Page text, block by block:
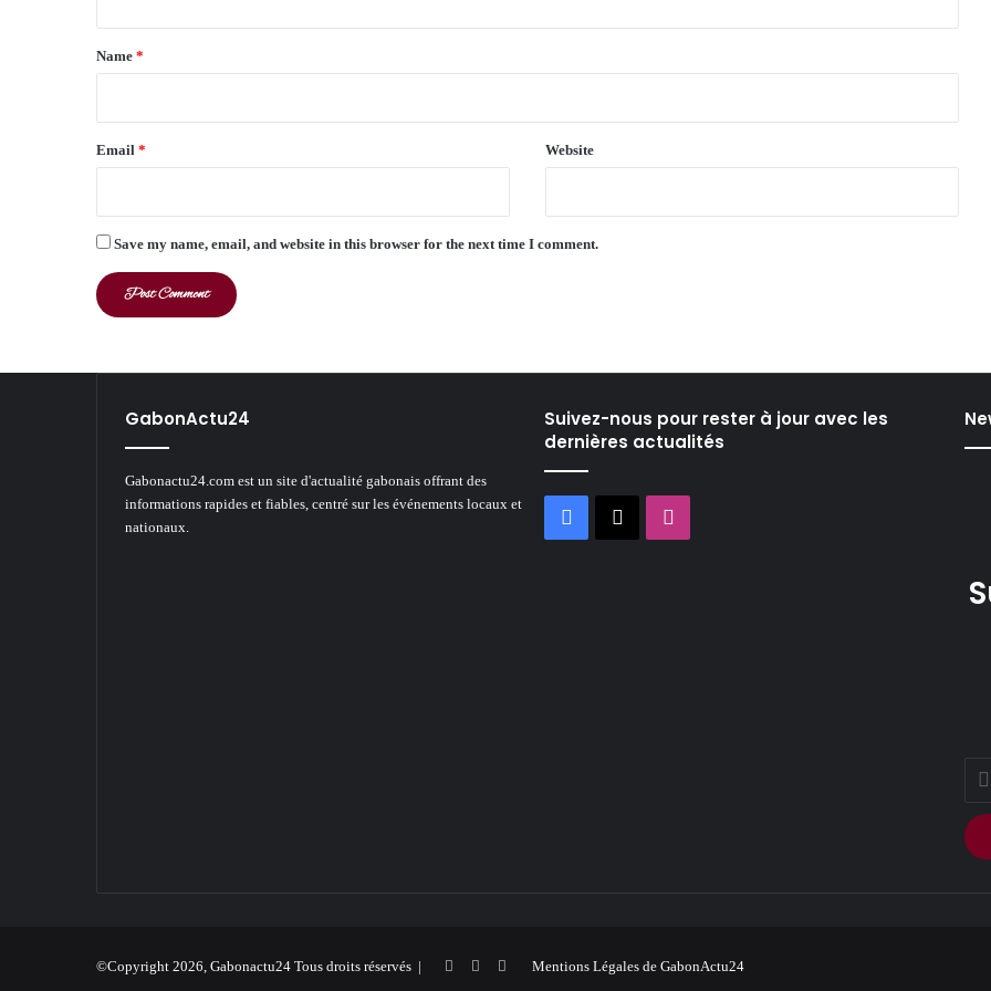
*
Name *
Email * Website
Save my name, email, and website in this browser for the next time I comment.
GabonActu24
Gabonactu24.com est un site d'actualité gabonais offrant des
informations rapides et fiables, centré sur les événements locaux et
nationaux.
Suivez-nous pour rester à jour avec les
dernières actualités
Facebook
X
Enter
your
©Copyright 2026, Gabonactu24 Tous droits réservés | Mentions Légales de GabonActu24
Facebook Instagram